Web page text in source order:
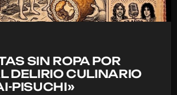
SIN ROPA POR
DELIRIO CULINARIO
PISUCHI»